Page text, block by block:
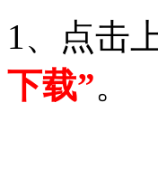
1、点击
下载”。